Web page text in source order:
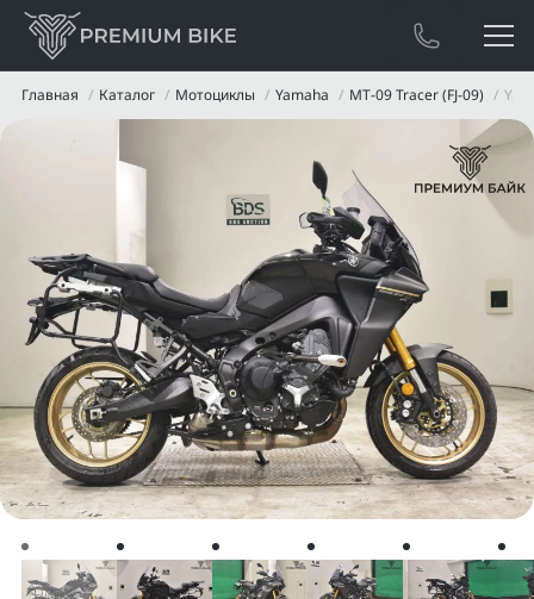
Главная Каталог Мотоциклы Yamaha MT-09 Tracer (FJ-09)